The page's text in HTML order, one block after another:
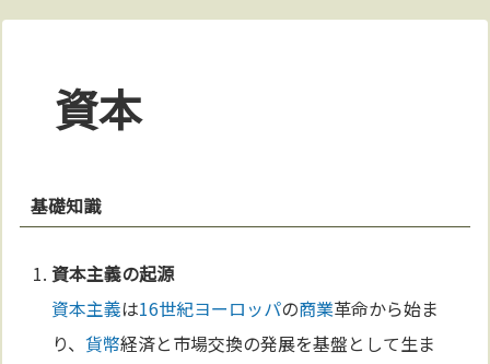
資本
基礎知識
資本主義の起源
資本主義は16世紀ヨーロッパの商業革命から始ま
り、貨幣経済と市場交換の発展を基盤として生ま